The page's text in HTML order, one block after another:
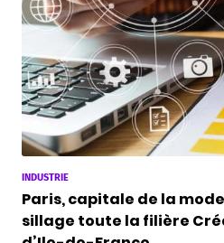
INDUSTRIE
Paris, capitale de la
sillage toute la filière